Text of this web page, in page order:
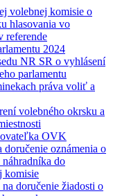
volebnej komisie o
hlasovania vo
referende
2024
NR SR o vyhlásení
parlamentu
práva voliť a
volebného okrsku a
OVK
doručenie oznámenia o
do
komisie
doručenie žiadosti o